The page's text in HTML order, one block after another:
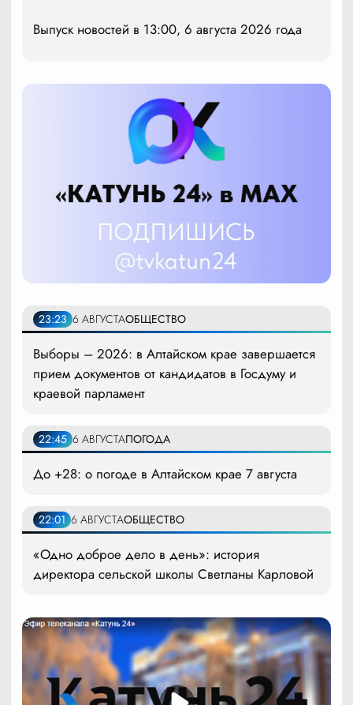
Выпуск новостей в 13:00, 6 августа 2026 года
23:23 6 АВГУСТАОБЩЕСТВО
Выборы – 2026: в Алтайском крае завершается
прием документов от кандидатов в Госдуму и
краевой парламент
22:45 6 АВГУСТАПОГОДА
До +28: о погоде в Алтайском крае 7 августа
22:01 6 АВГУСТАОБЩЕСТВО
«Одно доброе дело в день»: история
директора сельской школы Светланы Карловой